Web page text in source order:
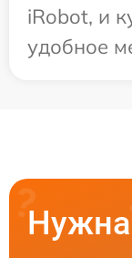
iRobot, и
удобное
Нужна